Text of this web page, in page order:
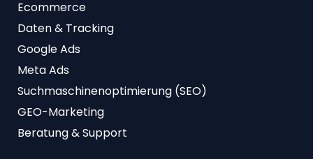
Ecommerce
Daten & Tracking
Google Ads
Meta Ads
Suchmaschinenoptimierung (SEO)
GEO-Marketing
Beratung & Support